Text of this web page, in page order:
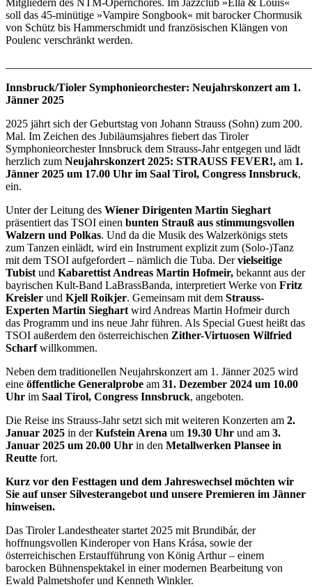
soll das 45-minütige »Vampire Songbook« mit barocker Chormusik
von Schütz bis Hammerschmidt und französischen Klängen von
Poulenc verschränkt werden.
Innsbruck/Tioler Symphonieorchester: Neujahrskonzert am 1.
Jänner 2025
2025 jährt sich der Geburtstag von Johann Strauss (Sohn) zum 200.
Mal. Im Zeichen des Jubiläumsjahres fiebert das Tiroler
Symphonieorchester Innsbruck dem Strauss-Jahr entgegen und lädt
herzlich zum Neujahrskonzert 2025: STRAUSS FEVER!, am 1.
Jänner 2025 um 17.00 Uhr im Saal Tirol, Congress Innsbruck,
ein.
Unter der Leitung des Wiener Dirigenten Martin Sieghart
präsentiert das TSOI einen bunten Strauß aus stimmungsvollen
Walzern und Polkas. Und da die Musik des Walzerkönigs stets
zum Tanzen einlädt, wird ein Instrument explizit zum (Solo-)Tanz
mit dem TSOI aufgefordert – nämlich die Tuba. Dervielseitige
Tubist und Kabarettist Andreas Martin Hofmeir, bekannt aus der
bayrischen Kult-Band LaBrassBanda, interpretiert Werke von Fritz
Kreisler und Kjell Roikjer. Gemeinsam mit dem Strauss-
Experten Martin Sieghart wird Andreas Martin Hofmeir durch
das Programm und ins neue Jahr führen. Als Special Guest heißt das
TSOI außerdem den österreichischen Zither-Virtuosen Wilfried
Scharfwillkommen.
Neben dem traditionellen Neujahrskonzert am 1. Jänner 2025 wird
eine öffentliche Generalprobe am 31. Dezember 2024 um 10.00
Uhr im Saal Tirol, Congress Innsbruck, angeboten.
Die Reise ins Strauss-Jahr setzt sich mit weiteren Konzerten am 2.
Januar 2025 in derKufstein Arena um 19.30 Uhr und am 3.
Januar 2025 um 20.00 Uhr in den Metallwerken Plansee in
Reutte fort.
Kurz vor den Festtagen und dem Jahreswechsel möchten wir
Sie auf unser Silvesterangebot und unsere Premieren im Jänner
hinweisen.
Das Tiroler Landestheater startet 2025 mit Brundibár, der
hoffnungsvollen Kinderoper von Hans Krása, sowie der
österreichischen Erstaufführung von König Arthur – einem
barocken Bühnenspektakel in einer modernen Bearbeitung von
Ewald Palmetshofer und Kenneth Winkler.